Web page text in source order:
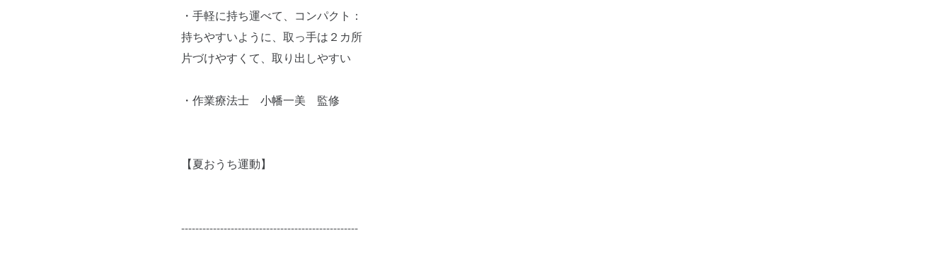
・手軽に持ち運べて、コンパクト：
持ちやすいように、取っ手は２カ所
片づけやすくて、取り出しやすい
・作業療法士 小幡一美 監修
【夏おうち運動】
--------------------------------------------------